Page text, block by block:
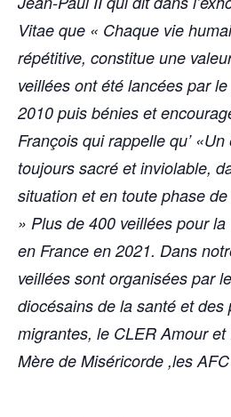
Vitae que « Chaque vie
répétitive, constitue une
veillées ont été lancées par
2010 puis bénies et
François qui rappelle qu’
toujours sacré et inviolable,
situation et en toute phase
» Plus de 400 veillées pour
en France en 2021. Dans
veillées sont organisées par
diocésains de la santé et des
migrantes, le CLER Amour et
Mère de Miséricorde ,les